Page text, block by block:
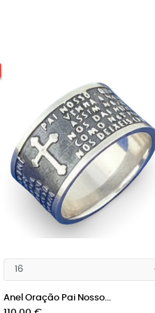
Anel Oração Pai Nosso...